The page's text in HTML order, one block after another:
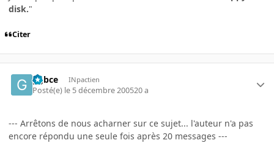
disk."
Citer
ggbce INpactien
Posté(e) le 5 décembre 200520 a
--- Arrêtons de nous acharner sur ce sujet... l'auteur n'a pas
encore répondu une seule fois après 20 messages ---